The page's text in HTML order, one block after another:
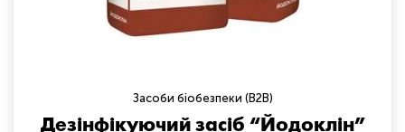
Засоби біобезпеки (B2B)
Дезінфікуючий засіб “Йодоклін”